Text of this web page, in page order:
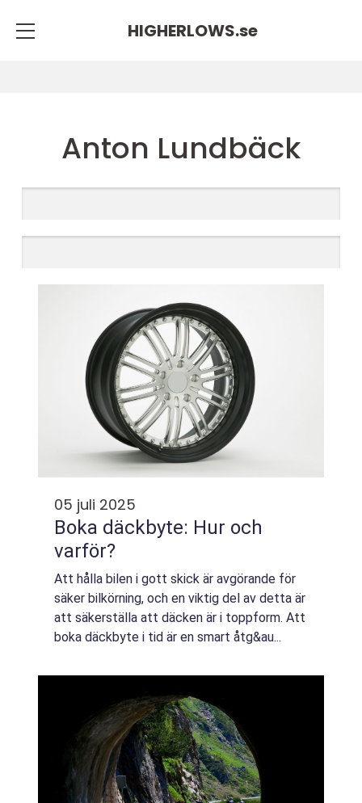
HIGHERLOWS.se
Anton Lundbäck
05 juli 2025
Boka däckbyte: Hur och
varför?
Att hålla bilen i gott skick är avgörande för
säker bilkörning, och en viktig del av detta är
att säkerställa att däcken är i toppform. Att
boka däckbyte i tid är en smart åtg&au...